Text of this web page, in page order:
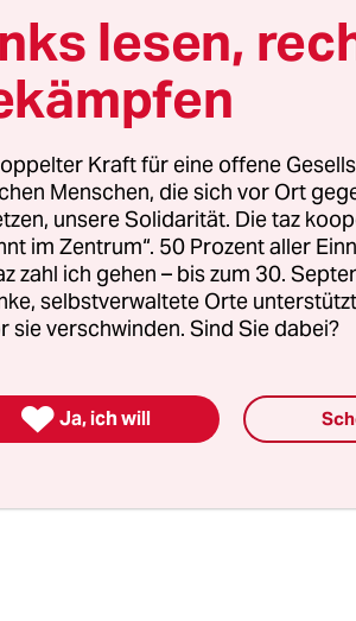
untersagen der Trump-
get what you want“.
lesen,
Kraft für eine offene
Menschen, die sich vor Ort
unsere Solidarität. Die taz
im Zentrum“. 50 Prozent aller
zahl ich gehen – bis zum 30.
selbstverwaltete Orte
sie verschwinden. Sind Sie dabei?
 Ja, ich will